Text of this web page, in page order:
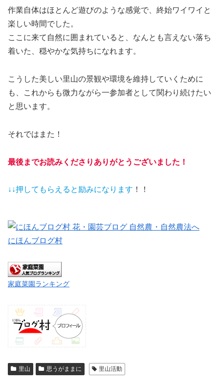
作業自体はほとんど遊びのような感覚で、終始ワイワイと
楽しい時間でした。
ここに来て自然に囲まれていると、なんとも言えない落ち
着いた、穏やかな気持ちになれます。
こうした美しい里山の景観や環境を維持していくために
も、これからも微力ながら一参加者として関わり続けたい
と思います。
それではまた！
最後までお読みくださりありがとうございました！
↓↓押してもらえると 励みになります ！！
にほんブログ村
家庭菜園ランキング
里山 思うがままに 里山活動